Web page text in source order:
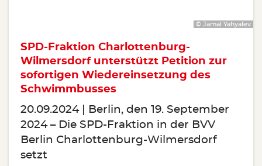
© Jamal Yahyalev
SPD-Fraktion Charlottenburg-
Wilmersdorf unterstützt Petition zur
sofortigen Wiedereinsetzung des
Schwimmbusses
20.09.2024
Berlin, den 19. September
2024 – Die SPD-Fraktion in der BVV
Berlin Charlottenburg-Wilmersdorf
setzt